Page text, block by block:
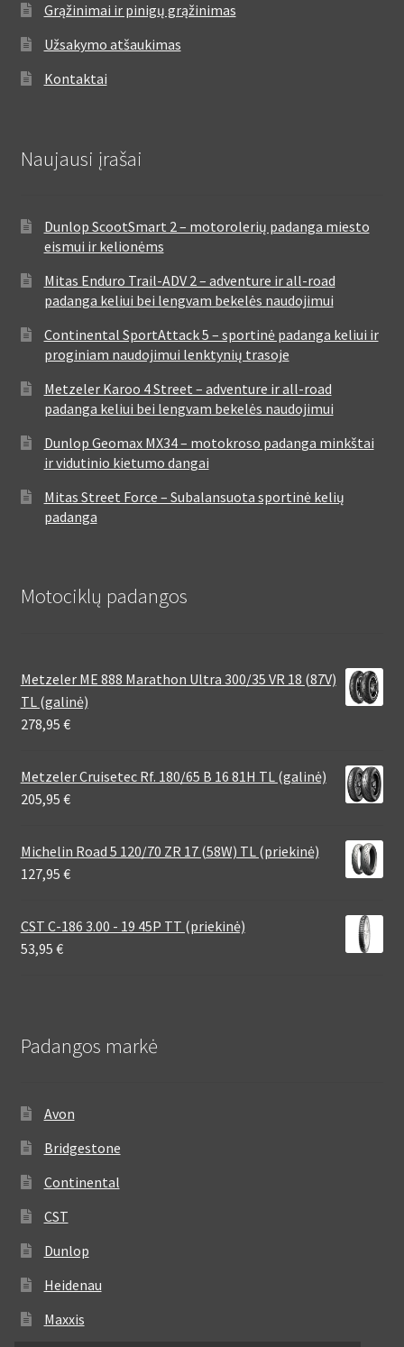
Grąžinimai ir pinigų grąžinimas
Užsakymo atšaukimas
Kontaktai
Naujausi įrašai
Dunlop ScootSmart 2 – motorolerių padanga miesto
eismui ir kelionėms
Mitas Enduro Trail-ADV 2 – adventure ir all-road
padanga keliui bei lengvam bekelės naudojimui
Continental SportAttack 5 – sportinė padanga keliui ir
proginiam naudojimui lenktynių trasoje
Metzeler Karoo 4 Street – adventure ir all-road
padanga keliui bei lengvam bekelės naudojimui
Dunlop Geomax MX34 – motokroso padanga minkštai
ir vidutinio kietumo dangai
Mitas Street Force – Subalansuota sportinė kelių
padanga
Motociklų padangos
Metzeler ME 888 Marathon Ultra 300/35 VR 18 (87V)
TL (galinė)
278,95 €
Metzeler Cruisetec Rf. 180/65 B 16 81H TL (galinė)
205,95 €
Michelin Road 5 120/70 ZR 17 (58W) TL (priekinė)
127,95 €
CST C-186 3.00 - 19 45P TT (priekinė)
53,95 €
Padangos markė
Avon
Bridgestone
Continental
CST
Dunlop
Heidenau
Maxxis